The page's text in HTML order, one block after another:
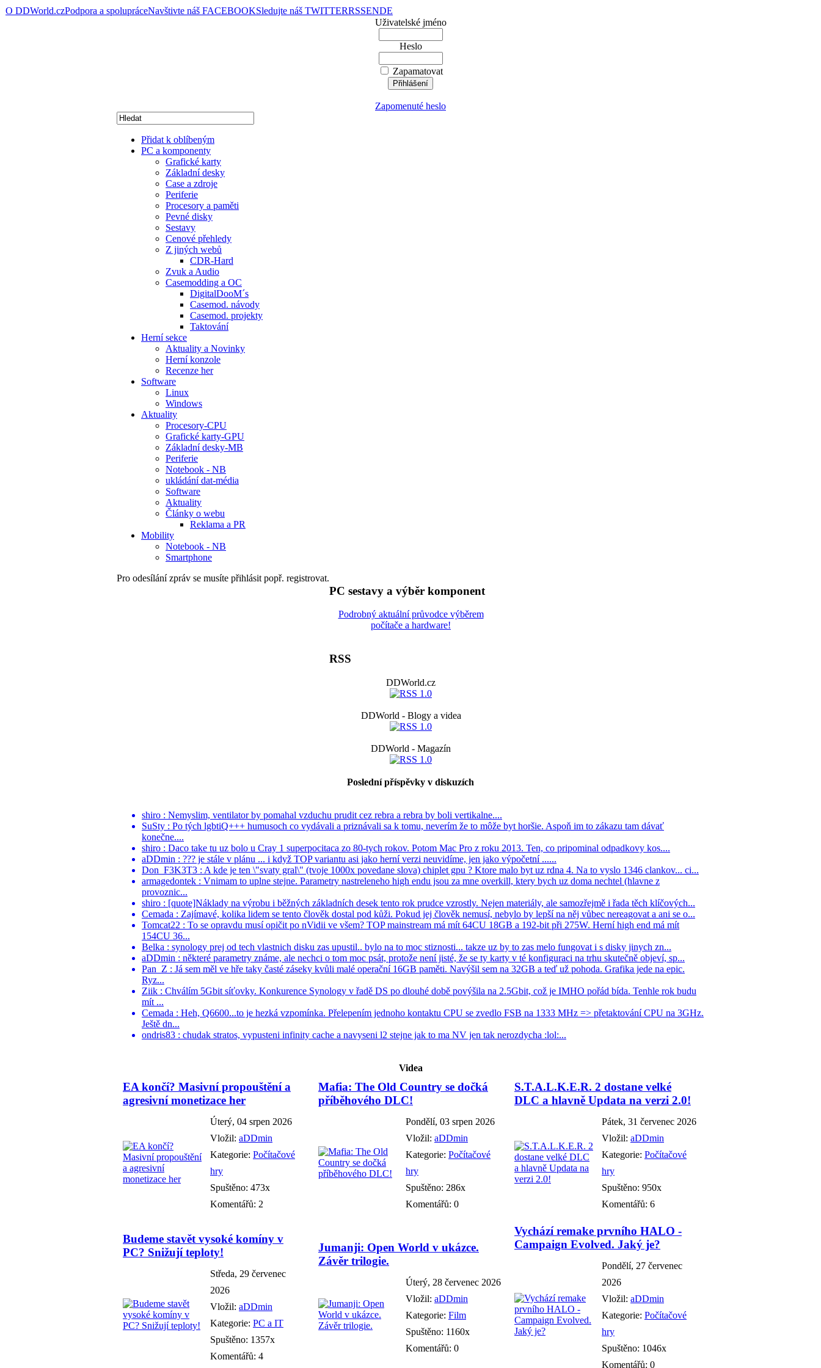
O DDWorld.czPodpora a spolupráceNavštivte náš FACEBOOKSledujte náš TWITTERRSSENDE
Uživatelské jméno
Heslo
Zapamatovat
Zapomenuté heslo
Přidat k oblíbeným
PC a komponenty
Grafické karty
Základní desky
Case a zdroje
Periferie
Procesory a paměti
Pevné disky
Sestavy
Cenové přehledy
Z jiných webů
CDR-Hard
Zvuk a Audio
Casemodding a OC
DigitalDooM´s
Casemod. návody
Casemod. projekty
Taktování
Herní sekce
Aktuality a Novinky
Herní konzole
Recenze her
Software
Linux
Windows
Aktuality
Procesory-CPU
Grafické karty-GPU
Základní desky-MB
Periferie
Notebook - NB
ukládání dat-média
Software
Aktuality
Články o webu
Reklama a PR
Mobility
Notebook - NB
Smartphone
Pro odesílání zpráv se musíte přihlásit popř. registrovat.
PC sestavy a výběr komponent
Podrobný aktuální průvodce výběrem
počítače a hardware!
RSS
DDWorld.cz
DDWorld - Blogy a videa
DDWorld - Magazín
Poslední příspěvky v diskuzích
shiro : Nemyslim, ventilator by pomahal vzduchu prudit cez rebra a rebra by boli vertikalne....
SuSty : Po tých lgbtiQ+++ humusoch co vydávali a priznávali sa k tomu, neverím že to môže byt horšie. Aspoň im to zákazu tam dávať
konečne....
shiro : Daco take tu uz bolo u Cray 1 superpocitaca zo 80-tych rokov. Potom Mac Pro z roku 2013. Ten, co pripominal odpadkovy kos....
aDDmin : ??? je stále v plánu ... i když TOP variantu asi jako herní verzi neuvidíme, jen jako výpočetní ......
Don_F3K3T3 : A kde je ten \"svaty gral\" (tvoje 1000x povedane slova) chiplet gpu ? Ktore malo byt uz rdna 4. Na to vyslo 1346 clankov... ci...
armagedontek : Vnimam to uplne stejne. Parametry nastreleneho high endu jsou za mne overkill, ktery bych uz doma nechtel (hlavne z
provoznic...
shiro : [quote]Náklady na výrobu i běžných základních desek tento rok prudce vzrostly. Nejen materiály, ale samozřejmě i řada těch klíčových...
Cemada : Zajímavé, kolika lidem se tento člověk dostal pod kůži. Pokud jej člověk nemusí, nebylo by lepší na něj vůbec nereagovat a ani se o...
Tomcat22 : To se opravdu musí opičit po nVidii ve všem? TOP mainstream má mít 64CU 18GB a 192-bit při 275W. Herní high end má mít
154CU 36...
Belka : synology prej od tech vlastnich disku zas upustil.. bylo na to moc stiznosti... takze uz by to zas melo fungovat i s disky jinych zn...
aDDmin : některé parametry známe, ale nechci o tom moc psát, protože není jisté, že se ty karty v té konfiguraci na trhu skutečně objeví, sp...
Pan_Z : Já sem měl ve hře taky časté záseky kvůli malé operační 16GB paměti. Navýšil sem na 32GB a teď už pohoda. Grafika jede na epic.
Ryz...
Ziik : Chválím 5Gbit síťovky. Konkurence Synology v řadě DS po dlouhé době povýšila na 2.5Gbit, což je IMHO pořád bída. Tenhle rok budu
mít ...
Cemada : Heh, Q6600...to je hezká vzpomínka. Přelepením jednoho kontaktu CPU se zvedlo FSB na 1333 MHz => přetaktování CPU na 3GHz.
Ještě dn...
ondris83 : chudak stratos, vypusteni infinity cache a navyseni l2 stejne jak to ma NV jen tak nerozdycha :lol:...
Videa
EA končí? Masivní propouštění a
agresivní monetizace her
Úterý, 04 srpen 2026
Vložil: aDDmin
Kategorie: Počítačové
hry
Spuštěno: 473x
Komentářů: 2
Mafia: The Old Country se dočká
příběhového DLC!
Pondělí, 03 srpen 2026
Vložil: aDDmin
Kategorie: Počítačové
hry
Spuštěno: 286x
Komentářů: 0
S.T.A.L.K.E.R. 2 dostane velké
DLC a hlavně Updata na verzi 2.0!
Pátek, 31 červenec 2026
Vložil: aDDmin
Kategorie: Počítačové
hry
Spuštěno: 950x
Komentářů: 6
Budeme stavět vysoké komíny v
PC? Snižují teploty!
Středa, 29 červenec
2026
Vložil: aDDmin
Kategorie: PC a IT
Spuštěno: 1357x
Komentářů: 4
Jumanji: Open World v ukázce.
Závěr trilogie.
Úterý, 28 červenec 2026
Vložil: aDDmin
Kategorie: Film
Spuštěno: 1160x
Komentářů: 0
Vychází remake prvního HALO -
Campaign Evolved. Jaký je?
Pondělí, 27 červenec
2026
Vložil: aDDmin
Kategorie: Počítačové
hry
Spuštěno: 1046x
Komentářů: 0